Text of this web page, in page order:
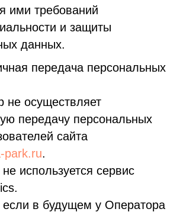
ими требований
и защиты
данных.
передача персональных
не осуществляет
передачу персональных
сайта
park.ru.
используется сервис
если в будущем у Оператора